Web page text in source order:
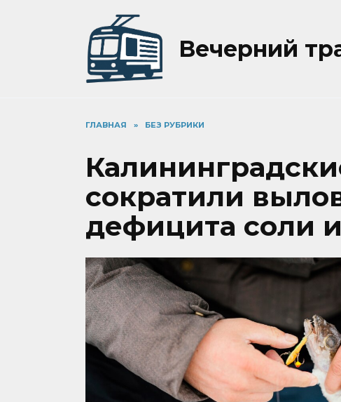
Вечерний
ГЛАВНАЯ » БЕЗ РУБРИКИ
сократили
дефицита соли